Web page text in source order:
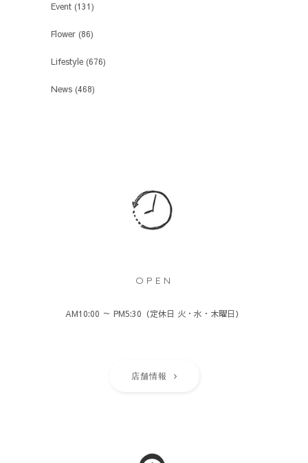
Event (131)
Flower (86)
Lifestyle (676)
News (468)
OPEN
AM10:00 ～ PM5:30（定休日 火・水・木曜日）
店舗情報